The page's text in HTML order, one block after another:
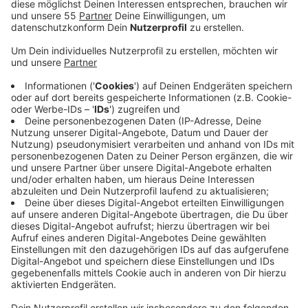
Ausstrahlung, einer tollen Stimme und
wunderbaren Songs.
Veröffentlicht:Donnerstag, 11.12.2025 17:23
Anzeige
Michael Patrick kelly hat noch einen Scheck über
150.000 Euro mitgebracht von der deutschen
Postcode Lotterie. Für die er ja als Botschafter
unterwegs ist. Für alle, die beim Michael Patrick Kelly
Konzert in Duisburg nicht dabei waren. Noch im
Dezember hört ihr einen Mitschnitt hier bei Antenne
Niederrhein.
Anzeige